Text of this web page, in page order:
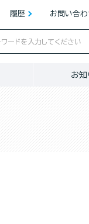
履歴 お問い合わ
お知